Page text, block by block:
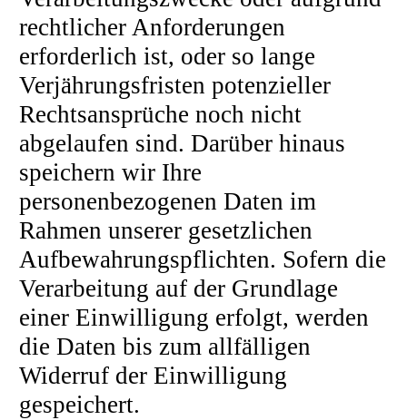
rechtlicher Anforderungen
erforderlich ist, oder so lange
Verjährungsfristen potenzieller
Rechtsansprüche noch nicht
abgelaufen sind. Darüber hinaus
speichern wir Ihre
personenbezogenen Daten im
Rahmen unserer gesetzlichen
Aufbewahrungspflichten. Sofern die
Verarbeitung auf der Grundlage
einer Einwilligung erfolgt, werden
die Daten bis zum allfälligen
Widerruf der Einwilligung
gespeichert.